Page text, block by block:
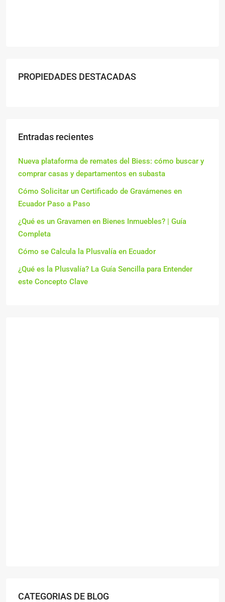
PROPIEDADES DESTACADAS
Entradas recientes
Nueva plataforma de remates del Biess: cómo buscar y
comprar casas y departamentos en subasta
Cómo Solicitar un Certificado de Gravámenes en
Ecuador Paso a Paso
¿Qué es un Gravamen en Bienes Inmuebles? | Guía
Completa
Cómo se Calcula la Plusvalía en Ecuador
¿Qué es la Plusvalía? La Guía Sencilla para Entender
este Concepto Clave
CATEGORIAS DE BLOG